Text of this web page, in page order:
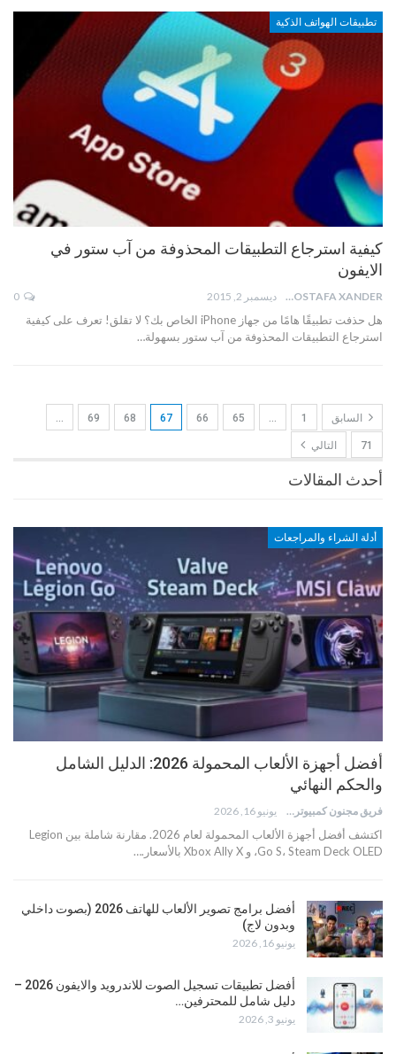
تطبيقات الهواتف الذكية
كيفية استرجاع التطبيقات المحذوفة من آب ستور في
الايفون
MOSTAFA XANDER ديسمبر 2, 2015
هل حذفت تطبيقًا هامًا من جهاز iPhone الخاص بك؟ لا تقلق! تعرف على كيفية
استرجاع التطبيقات المحذوفة من آب ستور بسهولة…
السابق 1
…
65
66
67
68
69
…
71 التالي
أحدث المقالات
أدلة الشراء والمراجعات
أفضل أجهزة الألعاب المحمولة 2026: الدليل الشامل
والحكم النهائي
فريق مجنون كمبيوتر يونيو 16, 2026
اكتشف أفضل أجهزة الألعاب المحمولة لعام 2026. مقارنة شاملة بين Legion
Go S، Steam Deck OLED، و Xbox Ally X بالأسعار.…
أفضل برامج تصوير الألعاب للهاتف 2026 (بصوت داخلي
وبدون لاج)
يونيو 16, 2026
أفضل تطبيقات تسجيل الصوت للاندرويد والايفون 2026 –
دليل شامل للمحترفين…
يونيو 3, 2026